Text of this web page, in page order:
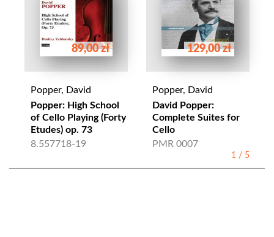
89,00 zł
Popper, David
Popper: High School
of Cello Playing (Forty
Etudes) op. 73
8.557718-19
129,00 zł
Popper, David
David Popper:
Complete Suites for
Cello
PMR 0007
1 / 5